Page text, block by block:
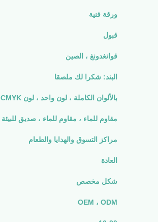
ورقة فنية
قبول
قوانغدونغ ، الصين
البند: شكرا لك ملصقا
بالألوان الكاملة ، لون واحد ، لون CMYK
مقاوم للماء ، مقاوم للماء ، صديق
مراكز التسوق والهدايا والطعام
العادة
شكل مخصص
OEM ، ODM